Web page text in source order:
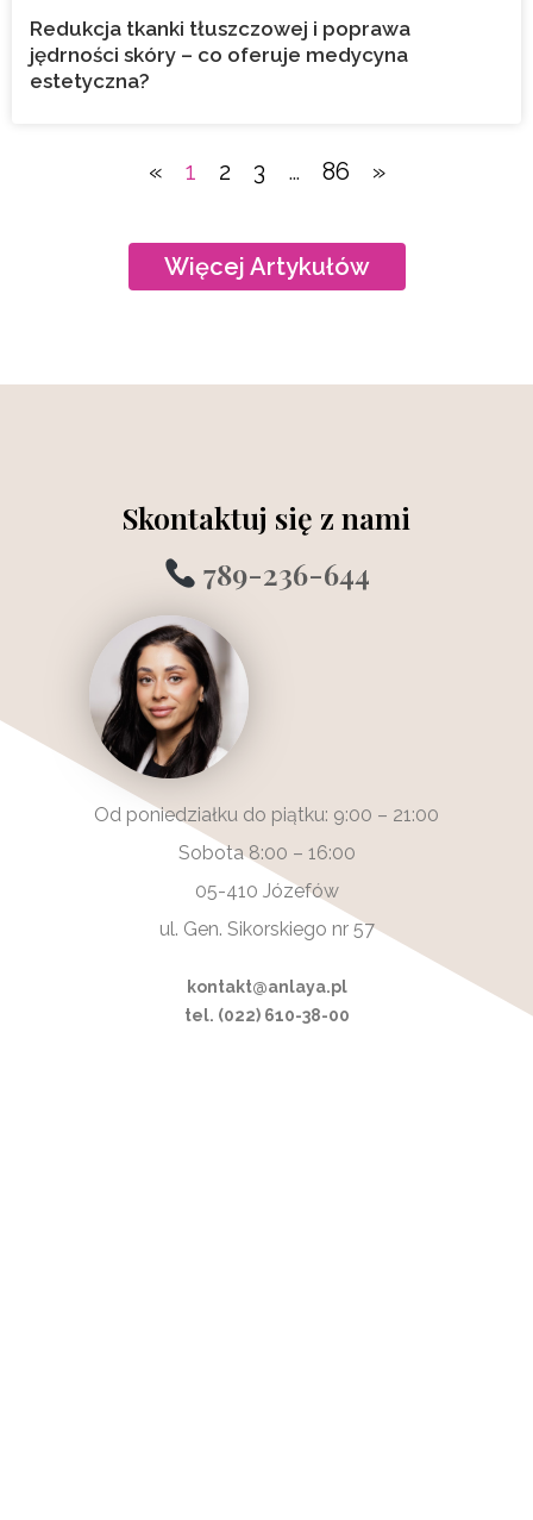
Redukcja tkanki tłuszczowej i poprawa
jędrności skóry – co oferuje medycyna
estetyczna?
« 1 2 3 … 86 »
Więcej Artykułów
Skontaktuj się z nami
789-236-644
Od poniedziałku do piątku: 9:00 – 21:00
Sobota 8:00 – 16:00
05-410 Józefów
ul. Gen. Sikorskiego nr 57
kontakt@anlaya.pl
tel. (022) 610-38-00